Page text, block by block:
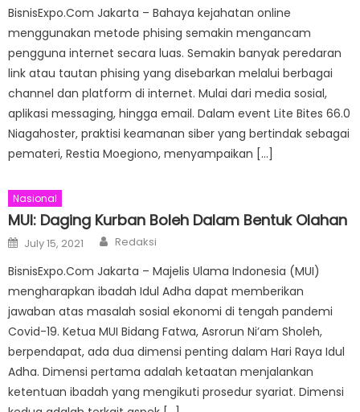
BisnisExpo.Com Jakarta – Bahaya kejahatan online
menggunakan metode phising semakin mengancam
pengguna internet secara luas. Semakin banyak peredaran
link atau tautan phising yang disebarkan melalui berbagai
channel dan platform di internet. Mulai dari media sosial,
aplikasi messaging, hingga email. Dalam event Lite Bites 66.0
Niagahoster, praktisi keamanan siber yang bertindak sebagai
pemateri, Restia Moegiono, menyampaikan […]
Nasional
MUI: Daging Kurban Boleh Dalam Bentuk Olahan
Posted
on
July 15, 2021 Author
Redaksi
BisnisExpo.Com Jakarta – Majelis Ulama Indonesia (MUI)
mengharapkan ibadah Idul Adha dapat memberikan
jawaban atas masalah sosial ekonomi di tengah pandemi
Covid-19. Ketua MUI Bidang Fatwa, Asrorun Ni’am Sholeh,
berpendapat, ada dua dimensi penting dalam Hari Raya Idul
Adha. Dimensi pertama adalah ketaatan menjalankan
ketentuan ibadah yang mengikuti prosedur syariat. Dimensi